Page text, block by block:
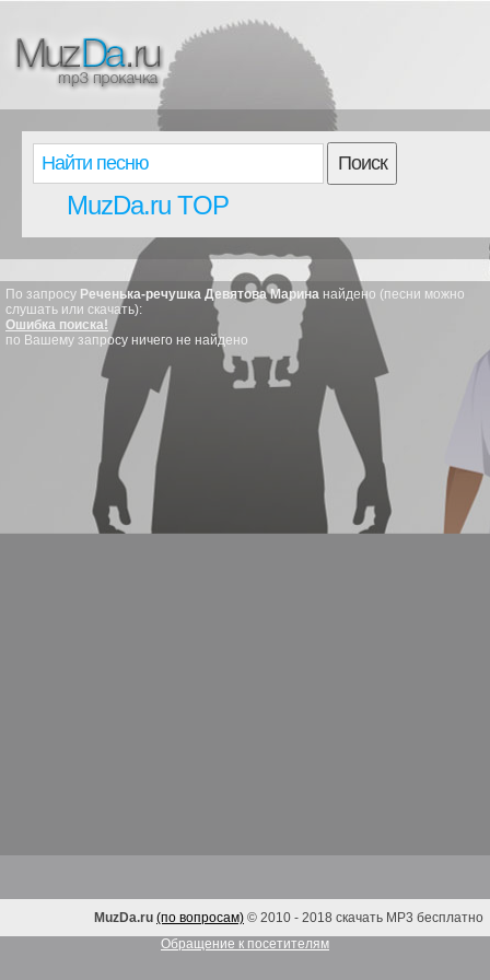
Поиск
MuzDa.ru TOP
По запросу Реченька-речушка Девятова Марина найдено (песни можно
слушать или скачать):
Ошибка поиска!
по Вашему запросу ничего не найдено
MuzDa.ru (по вопросам) © 2010 - 2018 скачать MP3 бесплатно
Обращение к посетителям